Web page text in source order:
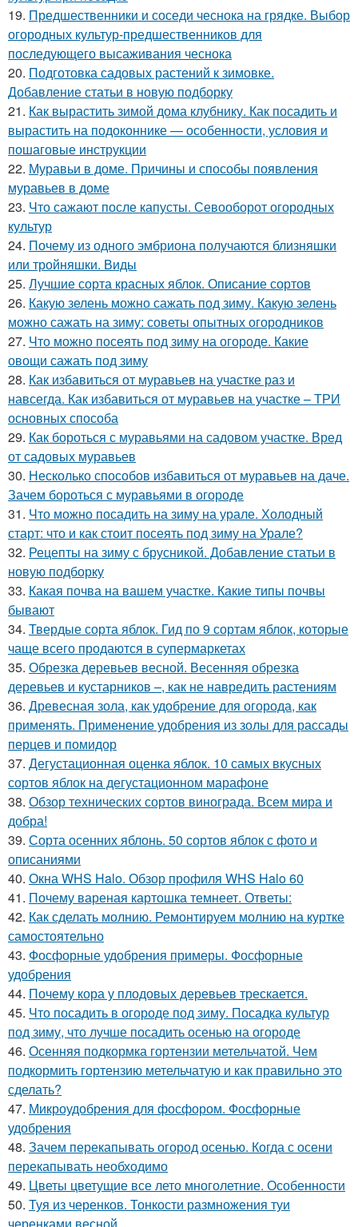
19. Предшественники и соседи чеснока на грядке. Выбор
огородных культур-предшественников для
последующего высаживания чеснока
20. Подготовка садовых растений к зимовке.
Добавление статьи в новую подборку
21. Как вырастить зимой дома клубнику. Как посадить и
вырастить на подоконнике — особенности, условия и
пошаговые инструкции
22. Муравьи в доме. Причины и способы появления
муравьев в доме
23. Что сажают после капусты. Севооборот огородных
культур
24. Почему из одного эмбриона получаются близняшки
или тройняшки. Виды
25. Лучшие сорта красных яблок. Описание сортов
26. Какую зелень можно сажать под зиму. Какую зелень
можно сажать на зиму: советы опытных огородников
27. Что можно посеять под зиму на огороде. Какие
овощи сажать под зиму
28. Как избавиться от муравьев на участке раз и
навсегда. Как избавиться от муравьев на участке – ТРИ
основных способа
29. Как бороться с муравьями на садовом участке. Вред
от садовых муравьев
30. Несколько способов избавиться от муравьев на даче.
Зачем бороться с муравьями в огороде
31. Что можно посадить на зиму на урале. Холодный
старт: что и как стоит посеять под зиму на Урале?
32. Рецепты на зиму с брусникой. Добавление статьи в
новую подборку
33. Какая почва на вашем участке. Какие типы почвы
бывают
34. Твердые сорта яблок. Гид по 9 сортам яблок, которые
чаще всего продаются в супермаркетах
35. Обрезка деревьев весной. Весенняя обрезка
деревьев и кустарников –, как не навредить растениям
36. Древесная зола, как удобрение для огорода, как
применять. Применение удобрения из золы для рассады
перцев и помидор
37. Дегустационная оценка яблок. 10 самых вкусных
сортов яблок на дегустационном марафоне
38. Обзор технических сортов винограда. Всем мира и
добра!
39. Сорта осенних яблонь. 50 сортов яблок с фото и
описаниями
40. Окна WHS Halo. Обзор профиля WHS Halo 60
41. Почему вареная картошка темнеет. Ответы:
42. Как сделать молнию. Ремонтируем молнию на куртке
самостоятельно
43. Фосфорные удобрения примеры. Фосфорные
удобрения
44. Почему кора у плодовых деревьев трескается.
45. Что посадить в огороде под зиму. Посадка культур
под зиму, что лучше посадить осенью на огороде
46. Осенняя подкормка гортензии метельчатой. Чем
подкормить гортензию метельчатую и как правильно это
сделать?
47. Микроудобрения для фосфором. Фосфорные
удобрения
48. Зачем перекапывать огород осенью. Когда с осени
перекапывать необходимо
49. Цветы цветущие все лето многолетние. Особенности
50. Туя из черенков. Тонкости размножения туи